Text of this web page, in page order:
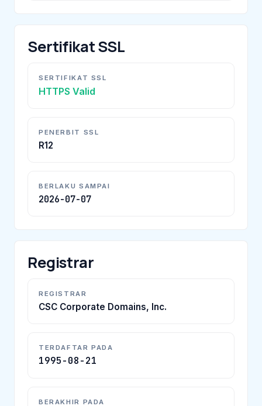
Sertifikat SSL
SERTIFIKAT SSL
HTTPS Valid
PENERBIT SSL
R12
BERLAKU SAMPAI
2026-07-07
Registrar
REGISTRAR
CSC Corporate Domains, Inc.
TERDAFTAR PADA
1995-08-21
BERAKHIR PADA